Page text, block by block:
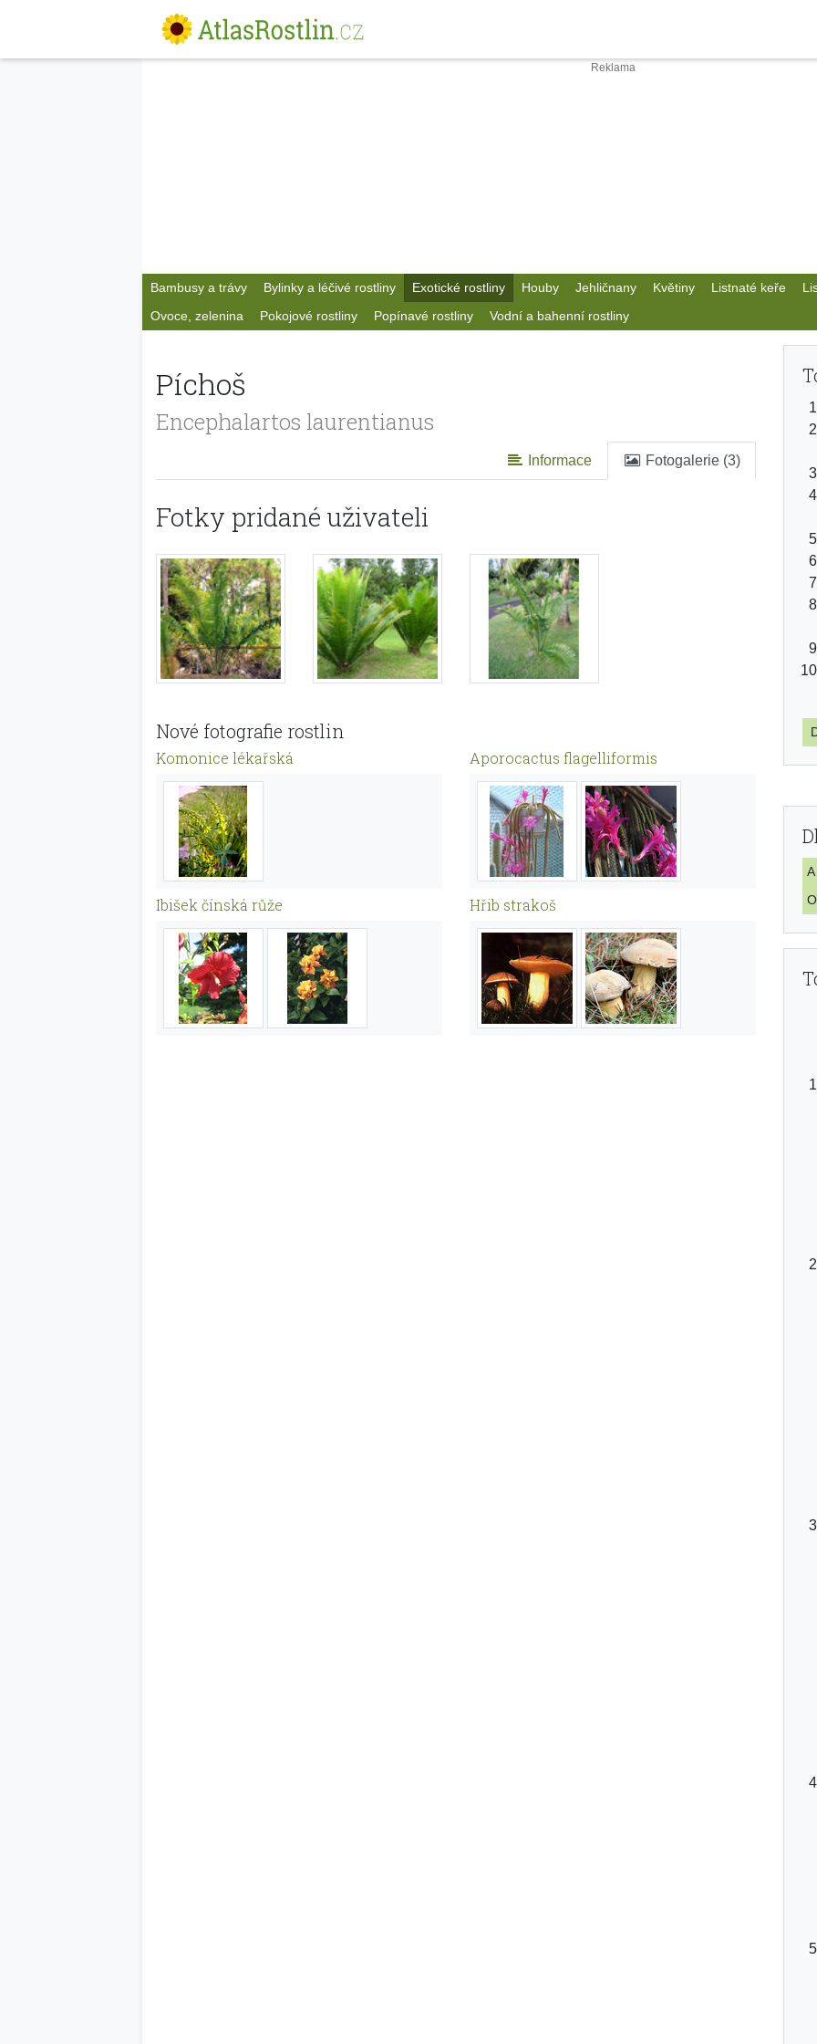
Bambusy a trávy Bylinky a léčivé rostliny Exotické rostliny Houby Jehličnany Květiny Listnaté keře
Ovoce, zelenina
Pokojové rostliny Popínavé rostliny Vodní a bahenní rostliny
Píchoš
Encephalartos laurentianus
Informace Fotogalerie (3)
Fotky pridané uživateli
Nové fotografie rostlin
Komonice lékařská Aporocactus flagelliformis
Ibišek čínská růže Hřib strakoš
A
O